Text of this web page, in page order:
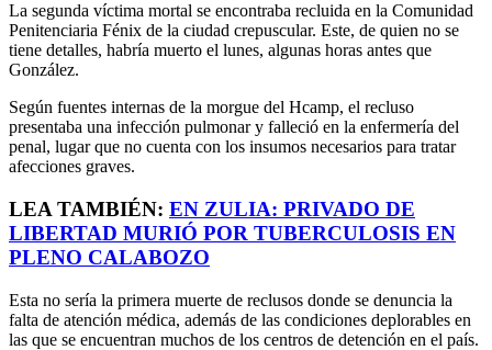
La segunda víctima mortal se encontraba recluida en la Comunidad
Penitenciaria Fénix de la ciudad crepuscular. Este, de quien no se
tiene detalles, habría muerto el lunes, algunas horas antes que
González.
Según fuentes internas de la morgue del Hcamp, el recluso
presentaba una infección pulmonar y falleció en la enfermería del
penal, lugar que no cuenta con los insumos necesarios para tratar
afecciones graves.
LEA TAMBIÉN: EN ZULIA: PRIVADO DE
LIBERTAD MURIÓ POR TUBERCULOSIS EN
PLENO CALABOZO
Esta no sería la primera muerte de reclusos donde se denuncia la
falta de atención médica, además de las condiciones deplorables en
las que se encuentran muchos de los centros de detención en el país.